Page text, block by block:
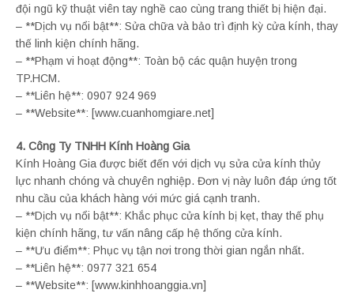
đội ngũ kỹ thuật viên tay nghề cao cùng trang thiết bị hiện đại.
– **Dịch vụ nổi bật**: Sửa chữa và bảo trì định kỳ cửa kính, thay
thế linh kiện chính hãng.
– **Phạm vi hoạt động**: Toàn bộ các quận huyện trong
TP.HCM.
– **Liên hệ**: 0907 924 969
– **Website**: [www.cuanhomgiare.net]
4. Công Ty TNHH Kính Hoàng Gia
Kính Hoàng Gia được biết đến với dịch vụ sửa cửa kính thủy
lực nhanh chóng và chuyên nghiệp. Đơn vị này luôn đáp ứng tốt
nhu cầu của khách hàng với mức giá cạnh tranh.
– **Dịch vụ nổi bật**: Khắc phục cửa kính bị kẹt, thay thế phụ
kiện chính hãng, tư vấn nâng cấp hệ thống cửa kính.
– **Ưu điểm**: Phục vụ tận nơi trong thời gian ngắn nhất.
– **Liên hệ**: 0977 321 654
– **Website**: [www.kinhhoanggia.vn]